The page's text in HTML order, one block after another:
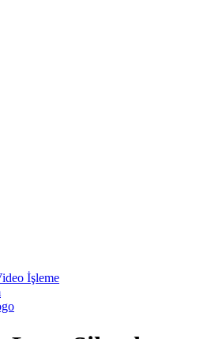
İşleme